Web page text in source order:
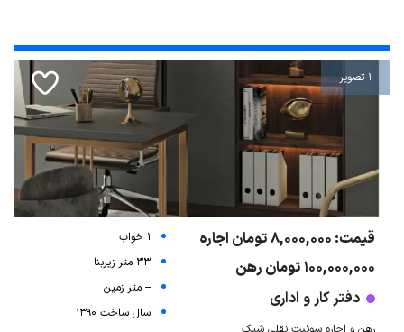
1 تصویر
قیمت: 8,000,000 تومان اجاره
100,000,000 تومان رهن
دفتر کار و اداری
1 خواب
33 متر زیربنا
-- متر زمین
سال ساخت 1390